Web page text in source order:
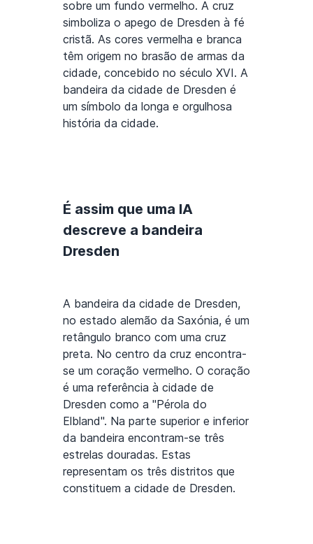
sobre um fundo vermelho. A cruz
simboliza o apego de Dresden à fé
cristã. As cores vermelha e branca
têm origem no brasão de armas da
cidade, concebido no século XVI. A
bandeira da cidade de Dresden é
um símbolo da longa e orgulhosa
história da cidade.
É assim que uma IA
descreve a bandeira
Dresden
A bandeira da cidade de Dresden,
no estado alemão da Saxónia, é um
retângulo branco com uma cruz
preta. No centro da cruz encontra-
se um coração vermelho. O coração
é uma referência à cidade de
Dresden como a "Pérola do
Elbland". Na parte superior e inferior
da bandeira encontram-se três
estrelas douradas. Estas
representam os três distritos que
constituem a cidade de Dresden.